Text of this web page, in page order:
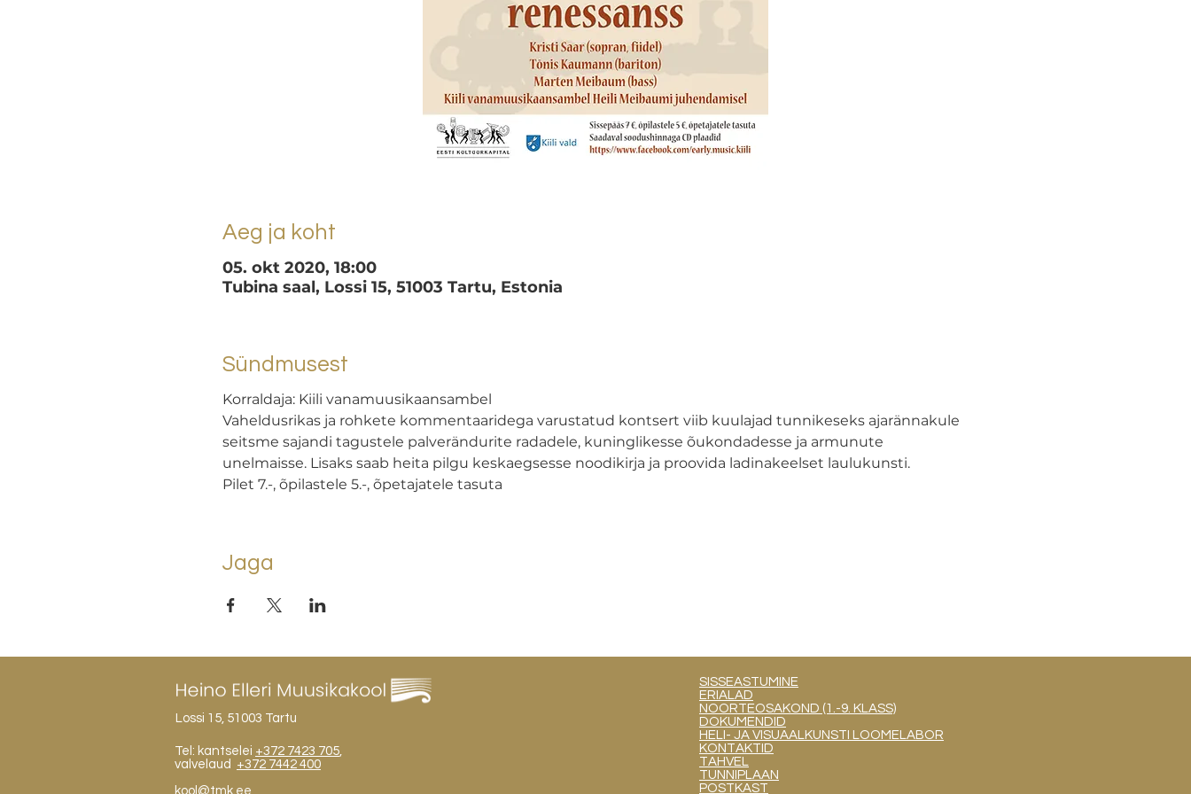
Aeg ja koht
05. okt 2020, 18:00
Tubina saal, Lossi 15, 51003 Tartu, Estonia
Sündmusest
Korraldaja: Kiili vanamuusikaansambel
Vaheldusrikas ja rohkete kommentaaridega varustatud kontsert viib kuulajad tunnikeseks ajarännakule
seitsme sajandi tagustele palverändurite radadele, kuninglikesse õukondadesse ja armunute
unelmaisse. Lisaks saab heita pilgu keskaegsesse noodikirja ja proovida ladinakeelset laulukunsti.
Pilet 7.-, õpilastele 5.-, õpetajatele tasuta
Jaga
Lossi 15, 51003 Tartu
Tel: kantselei +372 7423 705
valvelaud +372 7442 400
kool@tmk.ee
SISSEASTUMINE
ERIALAD
NOORTEOSAKOND (1.-9. KLASS)
DOKUMENDID
HELI- JA VISUAALKUNSTI LOOMELABOR
KONTAKTID
TAHVEL
TUNNIPLAAN
POSTKAST